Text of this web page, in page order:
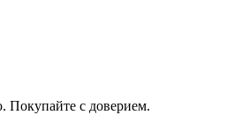
Покупайте с доверием.